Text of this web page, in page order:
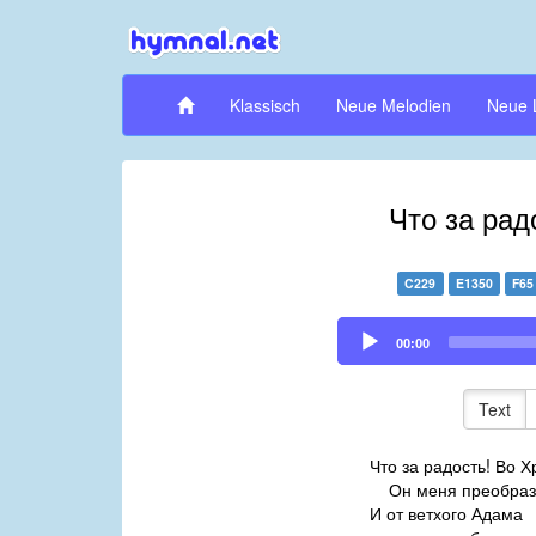
Klassisch Neue Melodien Neue
Что за
C229 E1350 F65
Audio
Player
00:00
Text
Что за радость! Во
Он меня
И от ветхого Адама